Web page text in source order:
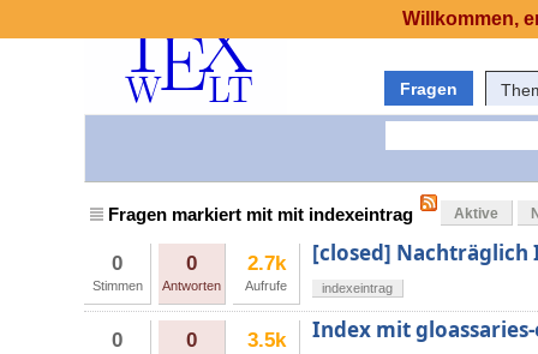
Fragen
Fragen markiert mit mit indexeintrag Aktive
0
Stimmen
0
Antworten
2.7k
Aufrufe
[closed]
indexeintrag
0 0 3.5k Index mit
Willkommen,